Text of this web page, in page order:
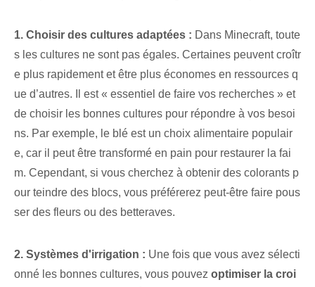
1. Choisir des cultures adaptées : Dans Minecraft, toute
s les cultures ne sont pas égales. Certaines peuvent croîtr
e plus rapidement et être plus économes en ressources q
ue d’autres. Il est « essentiel de faire vos recherches » et
de choisir les bonnes cultures pour répondre à vos besoi
ns. Par exemple, le blé est un choix alimentaire populair
e, car il peut être transformé en pain pour restaurer la fai
m. Cependant, si vous cherchez à obtenir des colorants p
our teindre des blocs, vous préférerez peut-être faire pous
ser des fleurs ou des betteraves.
2. Systèmes d'irrigation : Une fois que vous avez sélecti
onné les bonnes cultures, vous pouvez optimiser la croi